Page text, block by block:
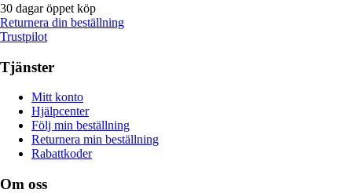
30 dagar öppet köp
Returnera din beställning
Trustpilot
Tjänster
Mitt konto
Hjälpcenter
Följ min beställning
Returnera min beställning
Rabattkoder
Om oss